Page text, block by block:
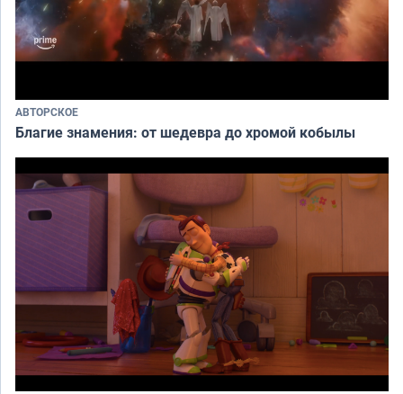
АВТОРСКОЕ
Благие знамения: от шедевра до хромой кобылы